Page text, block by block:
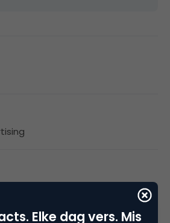
Elke dag vers. Mis